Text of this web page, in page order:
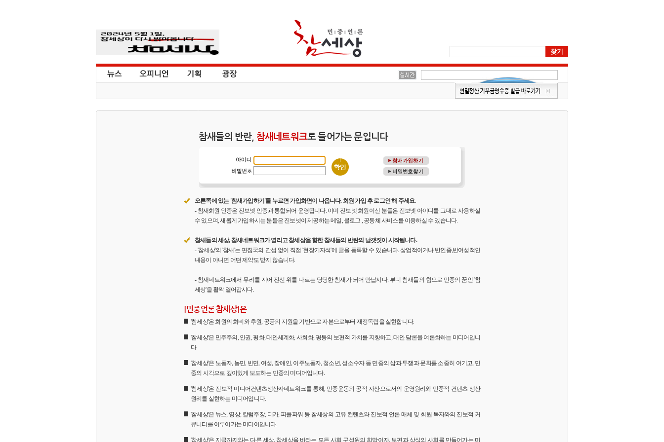
참새들의 반란, 참새네트워크로 들어가는 문입니다
오른쪽에 있는 '참새가입하기'를 누르면 가입화면이 나옵니다. 회원 가입 후 로그인 해 주세요.
- 참새회원 인증은 진보넷 인증과 통합되어 운영됩니다. 이미 진보넷 회원이신 분들은 진보넷 아이디를 그대로 사용하실
수 있으며, 새롭게 가입하시는 분들은 진보넷이 제공하는 메일, 블로그 , 공동체 사비스를 이용하실 수 있습니다.
참새들의 세상, 참새네트워크가 열리고 참세상을 향한 참새들의 반란의 날갯짓이 시작됩니다.
- '참세상'의 '참새'는 편집국의 간섭 없이 직접 '현장기자석'에 글을 등록할 수 있습니다. 상업적이거나 반인종,반여성적인
내용이 아니면 어떤 제약도 받지 않습니다.
- 참새네트워크에서 무리를 지어 전선 위를 나르는 당당한 참새가 되어 만납시다. 부디 참새들의 힘으로 민중의 꿈인 '참
세상'을 활짝 열어갑시다.
[민중언론 참세상]은
'참세상'은 회원의 회비와 후원, 공공의 지원을 기반으로 자본으로부터 재정독립을 실현합니다.
'참세상'은 민주주의, 인권, 평화, 대안세계화, 사회화, 평등의 보편적 가치를 지향하고, 대안 담론을 여론화하는 미디어입니
다
'참세상'은 노동자, 농민, 빈민, 여성, 장애인, 이주노동자, 청소년, 성소수자 등 민중의 삶과 투쟁과 문화를 소중히 여기고, 민
중의 시각으로 깊이있게 보도하는 민중의 미디어입니다.
'참세상'은 진보적 미디어컨텐츠생산자네트워크를 통해, 민중운동의 공적 자산으로서의 운영원리와 민중적 컨텐츠 생산
원리를 실현하는 미디어입니다.
'참세상'은 뉴스, 영상, 칼럼주장, 디카, 피플파워 등 참세상의 고유 컨텐츠와 진보적 언론 매체 및 회원 독자와의 진보적 커
뮤니티를 이루어가는 미디어입니다.
'참세상'은 지금까지와는 다른 세상, 참세상을 바라는 모든 사회 구성원의 희망이자, 보편과 상식의 사회를 만들어가는 미